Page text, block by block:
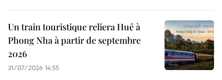
Un train touristique reliera Huê à
Phong Nha à partir de septembre
2026
31/07/2026 14:55